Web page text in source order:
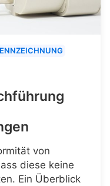
von
diese keine
Ein Überblick